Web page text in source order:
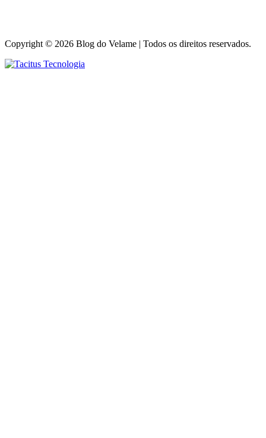
Copyright © 2026 Blog do Velame | Todos os direitos reservados.